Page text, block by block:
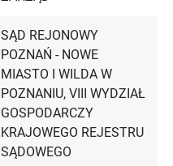
SĄD REJONOWY
POZNAŃ - NOWE
MIASTO I WILDA W
POZNANIU, VIII WYDZIAŁ
GOSPODARCZY
KRAJOWEGO REJESTRU
SĄDOWEGO